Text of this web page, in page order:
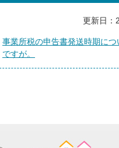
更新日：
事業所税の申告書発送時期に
ですが。